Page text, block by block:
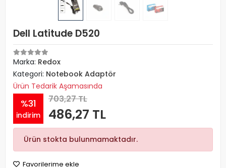
Dell Latitude D520
Marka: Redox
Kategori: Notebook Adaptör
Ürün Tedarik Aşamasında
%31
indirim
703,27 TL
486,27 TL
Ürün stokta bulunmamaktadır.
Favorilerime ekle